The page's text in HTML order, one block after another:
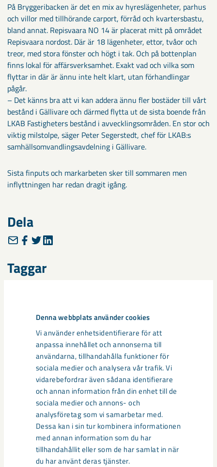
Denna webbplats använder cookies
Vi använder enhetsidentifierare för att
anpassa innehållet och annonserna till
användarna, tillhandahålla funktioner för
sociala medier och analysera vår trafik. Vi
vidarebefordrar även sådana identifierare
och annan information från din enhet till de
sociala medier och annons- och
analysföretag som vi samarbetar med.
Dessa kan i sin tur kombinera informationen
med annan information som du har
tillhandahållit eller som de har samlat in när
du har använt deras tjänster.
På Bryggeribacken är det en mix av hyreslägenheter, parhus
och villor med tillhörande carport, förråd och kvartersbastu,
bland annat. Repisvaara NO 14 är placerat mitt på området
Repisvaara nordost. Där är 18 lägenheter, ettor, tvåor och
treor, med stora fönster och högt i tak. Och på bottenplan
finns lokal för affärsverksamhet. Exakt vad och vilka som
flyttar in där är ännu inte helt klart, utan förhandlingar
pågår.
– Det känns bra att vi kan addera ännu fler bostäder till vårt
bestånd i Gällivare och därmed flytta ut de sista boende från
LKAB Fastigheters bestånd i avvecklingsområden. En stor och
viktig milstolpe, säger Peter Segerstedt, chef för LKAB:s
samhällsomvandlingsavdelning i Gällivare.
Sista finputs och markarbeten sker till sommaren men
inflyttningen har redan dragit igång.
Dela
Taggar
Relaterat innehåll